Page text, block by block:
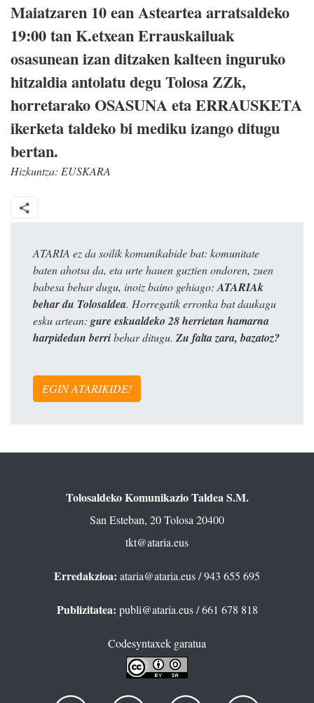
Maiatzaren 10 ean Asteartea arratsaldeko
19:00 tan ​K.etxean ​Errauskailuak
osasunean izan ditzaken kalteen inguruko
hitzaldia antolatu degu Tolosa ZZk,
horretarako OSASUNA eta ERRAUSKETA
ikerketa taldeko bi mediku izango ditugu
bertan.
Hizkuntza: EUSKARA
ATARIA ez da soilik komunikabide bat: komunitate
baten ahotsa da, eta urte hauen guztien ondoren, zuen
babesa behar dugu, inoiz baino gehiago:ATARIAk
behar du Tolosaldea. Horregatik erronka bat daukagu
esku artean: gure eskualdeko 28 herrietan hamarna
harpidedun berribehar ditugu. Zu falta zara, bazatoz?
EGIN ATARIKIDE!
Tolosaldeko Komunikazio Taldea S.M.
San Esteban, 20 Tolosa 20400
tkt@ataria.eus
Erredakzioa: ataria@ataria.eus/ 943 655 695
Publizitatea: publi@ataria.eus/ 661 678 818
Codesyntaxek garatua